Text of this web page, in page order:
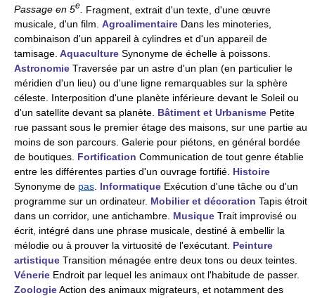
Passage en 5e. Fragment, extrait d'un texte, d'une œuvre
musicale, d'un film. Agroalimentaire Dans les minoteries,
combinaison d'un appareil à cylindres et d'un appareil de
tamisage. Aquaculture Synonyme de échelle à poissons.
Astronomie Traversée par un astre d'un plan (en particulier le
méridien d'un lieu) ou d'une ligne remarquables sur la sphère
céleste. Interposition d'une planète inférieure devant le Soleil ou
d'un satellite devant sa planète. Bâtiment et Urbanisme Petite
rue passant sous le premier étage des maisons, sur une partie au
moins de son parcours. Galerie pour piétons, en général bordée
de boutiques. Fortification Communication de tout genre établie
entre les différentes parties d'un ouvrage fortifié. Histoire
Synonyme de pas. Informatique Exécution d'une tâche ou d'un
programme sur un ordinateur. Mobilier et décoration Tapis étroit
dans un corridor, une antichambre. Musique Trait improvisé ou
écrit, intégré dans une phrase musicale, destiné à embellir la
mélodie ou à prouver la virtuosité de l'exécutant. Peinture
artistique Transition ménagée entre deux tons ou deux teintes.
Vénerie Endroit par lequel les animaux ont l'habitude de passer.
ZoologieAction des animaux migrateurs, et notamment des